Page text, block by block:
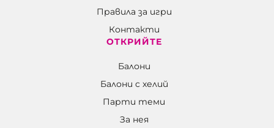
Правила за игри
Контакти
ОТКРИЙТЕ
Балони
Балони c хелий
Парти теми
За нея